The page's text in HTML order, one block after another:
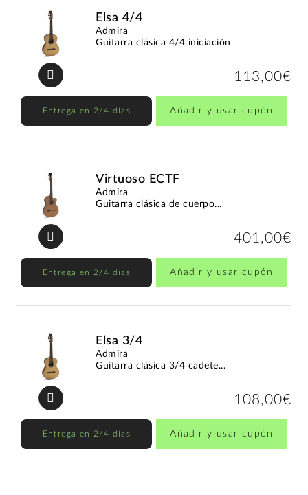
Elsa 4/4
Admira
Guitarra clásica 4/4 iniciación
113,00€
Entrega en 2/4 días Añadir y usar cupón
Virtuoso ECTF
Admira
Guitarra clásica de cuerpo...
401,00€
Entrega en 2/4 días Añadir y usar cupón
Elsa 3/4
Admira
Guitarra clásica 3/4 cadete...
108,00€
Entrega en 2/4 días Añadir y usar cupón